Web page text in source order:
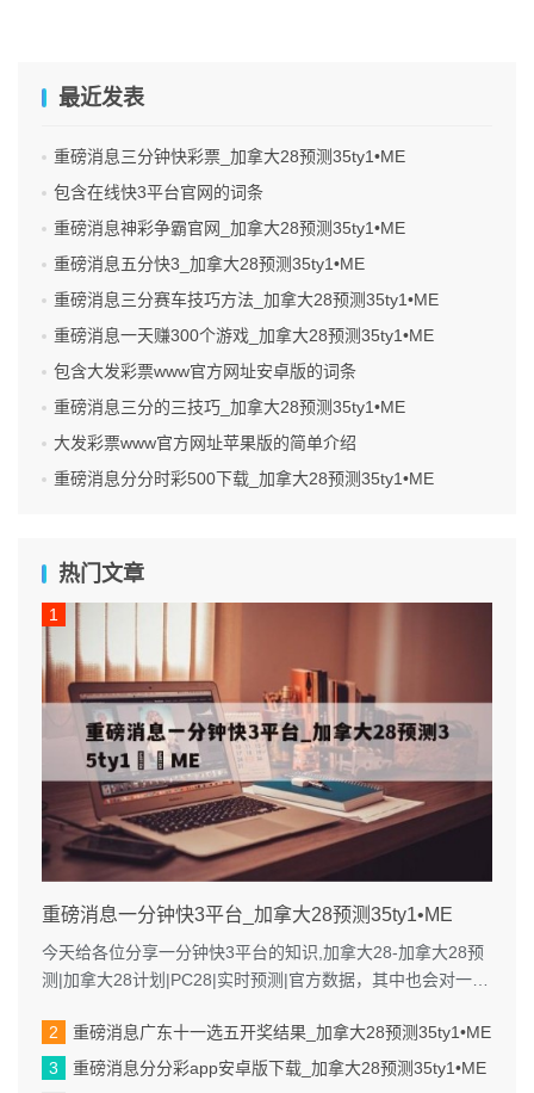
最近发表
重磅消息三分钟快彩票_加拿大28预测35ty1 •ME
包含在线快3平台官网的词条
重磅消息神彩争霸官网_加拿大28预测35ty1 •ME
重磅消息五分快3_加拿大28预测35ty1 •ME
重磅消息三分赛车技巧方法_加拿大28预测35ty1 •ME
重磅消息一天赚300个游戏_加拿大28预测35ty1 •ME
包含大发彩票www官方网址安卓版的词条
重磅消息三分的三技巧_加拿大28预测35ty1 •ME
大发彩票www官方网址苹果版的简单介绍
重磅消息分分时彩500下载_加拿大28预测35ty1 •ME
热门文章
重磅消息一分钟快3平台_加拿大28预测35ty1 •ME
今天给各位分享一分钟快3平台的知识,加拿大28-加拿大28预
测|加拿大28计划|PC28|实时预测|官方数据，其中也会对一分
重磅消息广东十一选五开奖结果_加拿大28预测35ty1 •ME
重磅消息分分彩app安卓版下载_加拿大28预测35ty1 •ME